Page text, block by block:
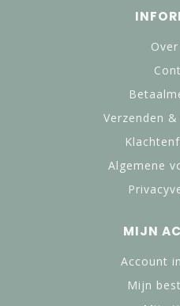
Verzenden
Algemene
MIJN
Account
Mijn